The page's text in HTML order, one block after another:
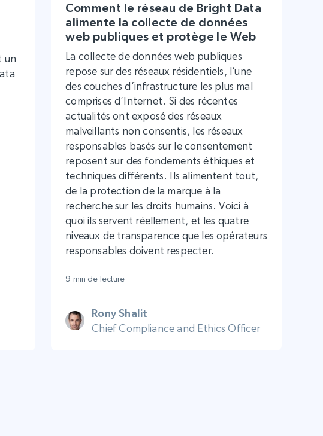
un
Comment le réseau de Bright Data
alimente la collecte de données
web publiques et protège le Web
La collecte de données web publiques
repose sur des réseaux résidentiels, l’une
des couches d’infrastructure les plus mal
comprises d’Internet. Si des récentes
actualités ont exposé des réseaux
malveillants non consentis, les réseaux
responsables basés sur le consentement
reposent sur des fondements éthiques et
techniques différents. Ils alimentent tout,
de la protection de la marque à la
recherche sur les droits humains. Voici à
quoi ils servent réellement, et les quatre
niveaux de transparence que les opérateurs
responsables doivent respecter.
9 min de lecture
Rony Shalit
Chief Compliance and Ethics Officer